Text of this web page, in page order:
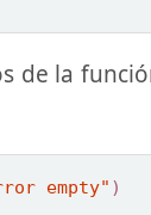
de la
empty" )